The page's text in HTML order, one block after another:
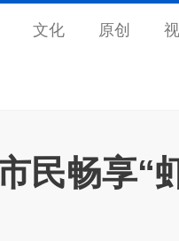
文化 原创
民畅享“